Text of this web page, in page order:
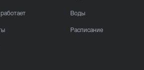
Воды
Расписание